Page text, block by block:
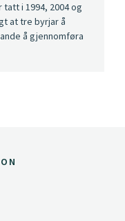
i 1994, 2004 og
at tre byrjar å
å gjennomføra